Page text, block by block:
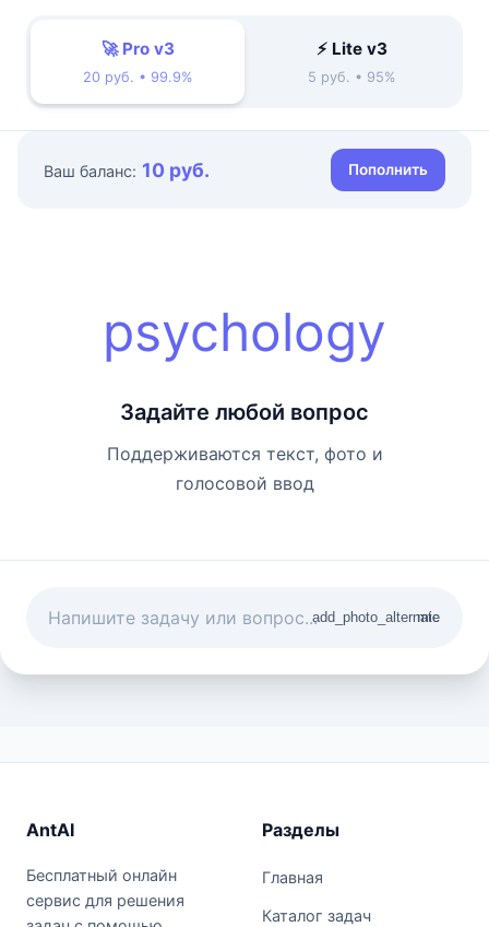
🚀 Pro v3
20 руб. • 99.9%
⚡ Lite v3
5 руб. • 95%
Ваш баланс: 10 руб. Пополнить
psychology
Задайте любой вопрос
Поддерживаются текст, фото и
голосовой ввод
add_photo_alternate
mic
AntAI
Бесплатный онлайн
сервис для решения
Разделы
Главная
Каталог задач